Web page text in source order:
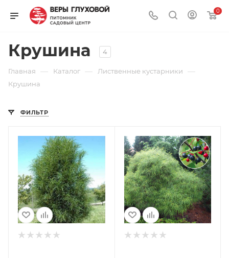
0
Крушина 4
Главная — Каталог — Лиственные кустарники —
Крушина
ФИЛЬТР